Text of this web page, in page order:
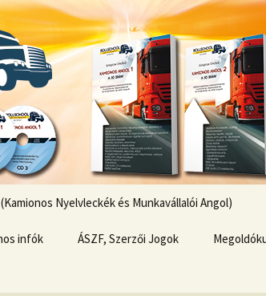
Nyelvleckék és Munkavállalói Angol)
infók ÁSZF, Szerzői Jogok